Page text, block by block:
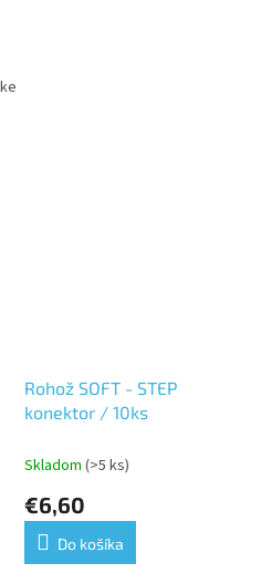
Rohož SOFT - STEP
konektor / 10ks
Skladom (>5 ks)
€6,60
Do košíka